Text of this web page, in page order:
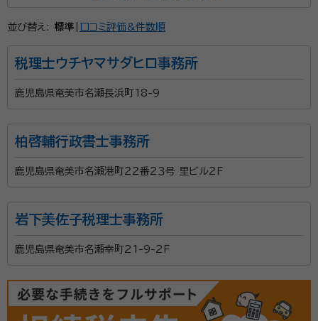
としている税理士法人です。相続税に関するご質問は何
寧に対応させていただきます。元税務署職員であった税
理士（国税OB）も多数在籍しており税務調査対策も万全
資格等：税理士
並び替え: 標準 口コミ評価&件数順
税理士ウチヤマサダヒロ事務所
鹿児島県奄美市名瀬長浜町18-9
柏啓輔行政書士事務所
鹿児島県奄美市名瀬港町２２番２３号 里ビル２Ｆ
岩下美佐子税理士事務所
鹿児島県奄美市名瀬幸町21-9-2Ｆ